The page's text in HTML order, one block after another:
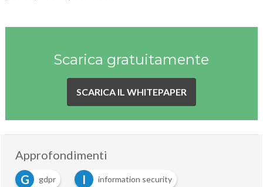
Scarica gratuitamente
SCARICA IL WHITEPAPER
Approfondimenti
G
gdpr I information security